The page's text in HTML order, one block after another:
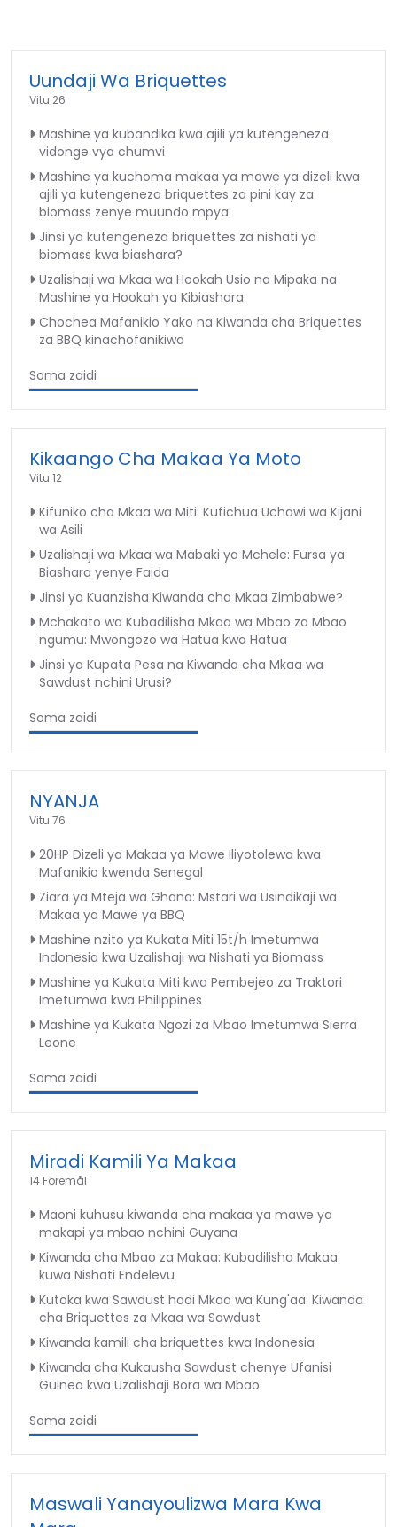
Uundaji Wa Briquettes
Vitu 26
Mashine ya kubandika kwa ajili ya kutengeneza
vidonge vya chumvi
Mashine ya kuchoma makaa ya mawe ya dizeli kwa
ajili ya kutengeneza briquettes za pini kay za
biomass zenye muundo mpya
Jinsi ya kutengeneza briquettes za nishati ya
biomass kwa biashara?
Uzalishaji wa Mkaa wa Hookah Usio na Mipaka na
Mashine ya Hookah ya Kibiashara
Chochea Mafanikio Yako na Kiwanda cha Briquettes
za BBQ kinachofanikiwa
Soma zaidi
Kikaango Cha Makaa Ya Moto
Vitu 12
Kifuniko cha Mkaa wa Miti: Kufichua Uchawi wa Kijani
wa Asili
Uzalishaji wa Mkaa wa Mabaki ya Mchele: Fursa ya
Biashara yenye Faida
Jinsi ya Kuanzisha Kiwanda cha Mkaa Zimbabwe?
Mchakato wa Kubadilisha Mkaa wa Mbao za Mbao
ngumu: Mwongozo wa Hatua kwa Hatua
Jinsi ya Kupata Pesa na Kiwanda cha Mkaa wa
Sawdust nchini Urusi?
Soma zaidi
NYANJA
Vitu 76
20HP Dizeli ya Makaa ya Mawe Iliyotolewa kwa
Mafanikio kwenda Senegal
Ziara ya Mteja wa Ghana: Mstari wa Usindikaji wa
Makaa ya Mawe ya BBQ
Mashine nzito ya Kukata Miti 15t/h Imetumwa
Indonesia kwa Uzalishaji wa Nishati ya Biomass
Mashine ya Kukata Miti kwa Pembejeo za Traktori
Imetumwa kwa Philippines
Mashine ya Kukata Ngozi za Mbao Imetumwa Sierra
Leone
Soma zaidi
Miradi Kamili Ya Makaa
14 Föremål
Maoni kuhusu kiwanda cha makaa ya mawe ya
makapi ya mbao nchini Guyana
Kiwanda cha Mbao za Makaa: Kubadilisha Makaa
kuwa Nishati Endelevu
Kutoka kwa Sawdust hadi Mkaa wa Kung'aa: Kiwanda
cha Briquettes za Mkaa wa Sawdust
Kiwanda kamili cha briquettes kwa Indonesia
Kiwanda cha Kukausha Sawdust chenye Ufanisi
Guinea kwa Uzalishaji Bora wa Mbao
Soma zaidi
Maswali Yanayoulizwa Mara Kwa